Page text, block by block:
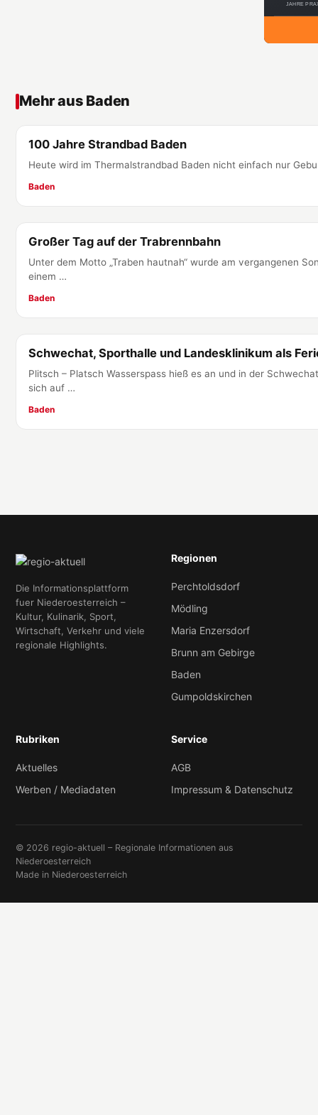
JAHRE
Mehr aus Baden
Baden
100 Jahre Strandbad Baden
Heute wird im Thermalstrandbad Baden nicht einfach nur
Baden
Baden
Großer Tag auf der Trabrennbahn
Unter dem Motto „Traben hautnah“ wurde am vergangenen
einem …
Baden
Baden
Schwechat, Sporthalle und Landesklinikum als
Plitsch – Platsch Wasserspass hieß es an und in der
sich auf …
Baden
Die Informationsplattform
fuer Niederoesterreich –
Kultur, Kulinarik, Sport,
Wirtschaft, Verkehr und viele
regionale Highlights.
Regionen
Perchtoldsdorf
Mödling
Maria Enzersdorf
Brunn am Gebirge
Baden
Gumpoldskirchen
Rubriken
Aktuelles
Werben / Mediadaten
Service
AGB
Impressum & Datenschutz
© 2026 regio-aktuell – Regionale Informationen aus
Niederoesterreich
Made in Niederoesterreich